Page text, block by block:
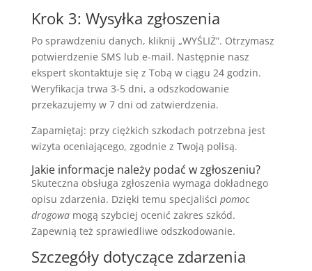
Krok 3: Wysyłka zgłoszenia
Po sprawdzeniu danych, kliknij „WYŚLIŻ”. Otrzymasz
potwierdzenie SMS lub e-mail. Następnie nasz
ekspert skontaktuje się z Tobą w ciągu 24 godzin.
Weryfikacja trwa 3-5 dni, a odszkodowanie
przekazujemy w 7 dni od zatwierdzenia.
Zapamiętaj: przy ciężkich szkodach potrzebna jest
wizyta oceniającego, zgodnie z Twoją polisą.
Jakie informacje należy podać w zgłoszeniu?
Skuteczna obsługa zgłoszenia wymaga dokładnego
opisu zdarzenia. Dzięki temu specjaliści pomoc
drogowamogą szybciej ocenić zakres szkód.
Zapewnią też sprawiedliwe odszkodowanie.
Szczegóły dotyczące zdarzenia